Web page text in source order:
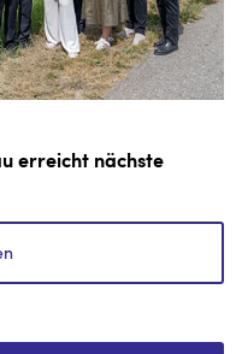
erreicht nächste